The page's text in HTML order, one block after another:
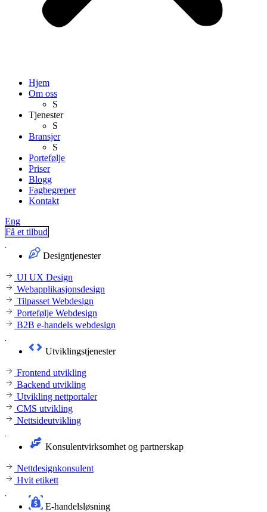
Hjem
Om oss
S
Tjenester
S
Bransjer
S
Portefølje
Priser
Blogg
Fagbegreper
Kontakt
Eng
Få et tilbud
Designtjenester
UI UX Design
Webapplikasjonsdesign
Tilpasset Webdesign
Portefølje Webdesign
B2B e-handels webdesign
Utviklingstjenester
Frontend utvikling
Backend utvikling
Utvikling nettportaler
CMS utvikling
Nettsideutvikling
Konsulentvirksomhet og partnerskap
Nettdesignkonsulent
Hvit etikett
E-handelsløsning